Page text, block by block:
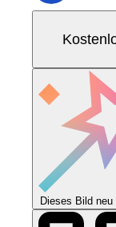
Dieses Bild